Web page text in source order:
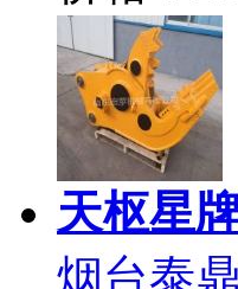
天枢星
烟台泰